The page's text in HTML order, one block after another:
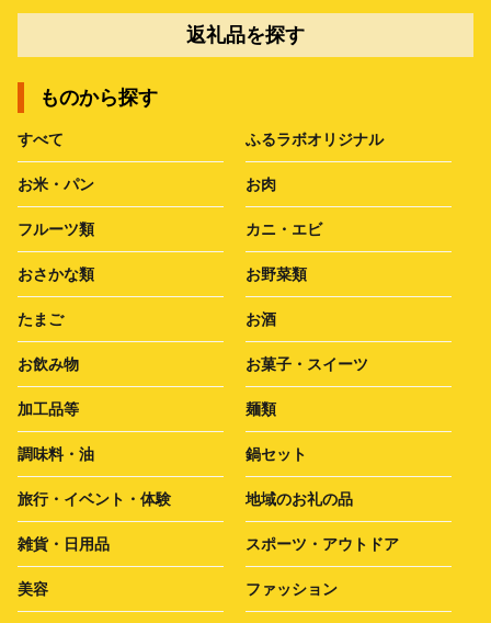
返礼品を探す
ものから探す
すべて ふるラボオリジナル
お米・パン お肉
フルーツ類 カニ・エビ
おさかな類 お野菜類
たまご お酒
お飲み物 お菓子・スイーツ
加工品等 麺類
調味料・油 鍋セット
旅行・イベント・体験 地域のお礼の品
雑貨・日用品 スポーツ・アウトドア
美容 ファッション